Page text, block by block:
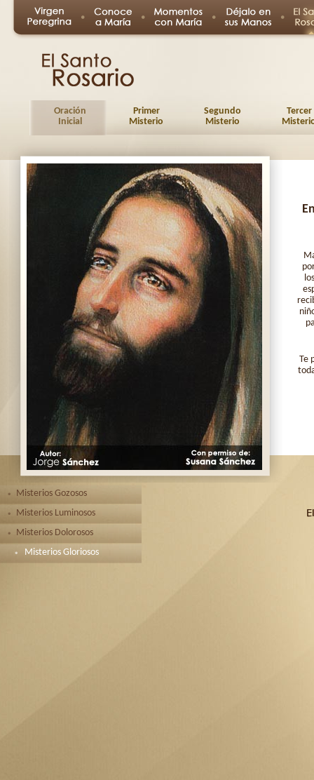
Oración
Inicial
Primer
Misterio
Segundo
Misterio
Tercer
Te
Misterios Gozosos
Misterios Luminosos
Misterios Dolorosos
Misterios Gloriosos